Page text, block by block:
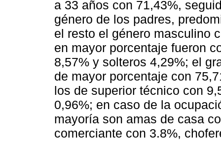
a 33 años con 71,43%,
género de los padres,
el resto el género masculino
en mayor porcentaje fueron
8,57% y solteros 4,29%; el
de mayor porcentaje con
los de superior técnico con
0,96%; en caso de la
mayoría son amas de casa
comerciante con 3.8%,